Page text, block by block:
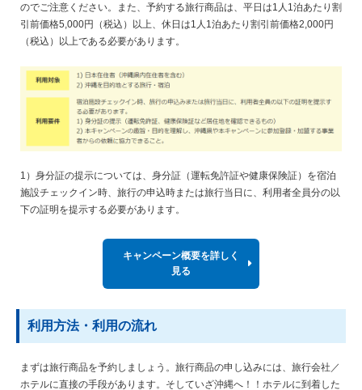
のでご注意ください。また、予約する旅行商品は、平日は1人1泊あたり割
引前価格5,000円（税込）以上、休日は1人1泊あたり割引前価格2,000円
（税込）以上である必要があります。
1）身分証の提示については、身分証（運転免許証や健康保険証）を宿泊
施設チェックイン時、旅行の申込時または旅行当日に、利用者全員分の以
下の証明を提示する必要があります。
キャンペーン概要を詳しく
見る
利用方法・利用の流れ
まずは旅行商品を予約しましょう。旅行商品の申し込みには、旅行会社／
ホテルに直接の手段があります。そしていざ沖縄へ！！ホテルに到着した